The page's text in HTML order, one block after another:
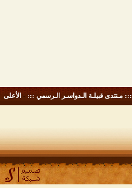
::: مـنتدى قبيلـة الـدواسـر الـرسمي ::: - الأعلى